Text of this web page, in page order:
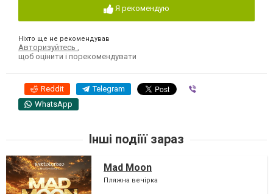
Я рекомендую
Ніхто ще не рекомендував
Авторизуйтесь
щоб оцінити і порекомендувати
Reddit Telegram
WhatsApp
Інші подіїї зараз
Mad Moon
Пляжна вечірка